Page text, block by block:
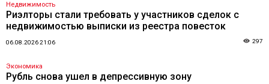
Недвижимость
Риэлторы стали требовать у участников сделок с
недвижимостью выписки из реестра повесток
06.08.2026 21:06 297
Экономика
Рубль снова ушел в депрессивную зону